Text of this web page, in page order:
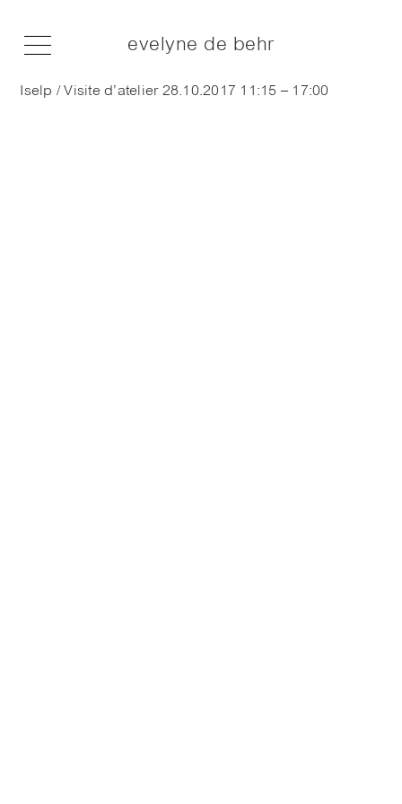
evelyne de behr
Iselp / Visite d’atelier 28.10.2017 11:15 – 17:00